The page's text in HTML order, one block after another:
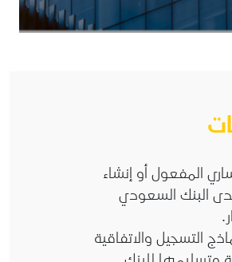
المفعول أو إنشاء
البنك السعودي
التسجيل والاتفاقية